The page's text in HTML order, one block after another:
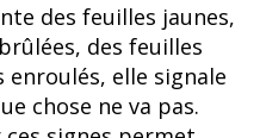
des feuilles jaunes,
des feuilles
elle signale
chose ne va pas.